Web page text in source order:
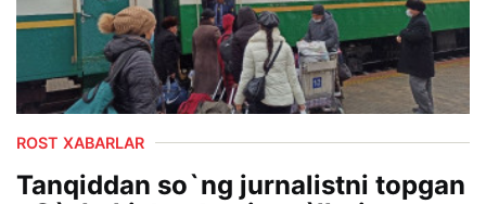
ROST XABARLAR
Tanqiddan so`ng jurnalistni topgan